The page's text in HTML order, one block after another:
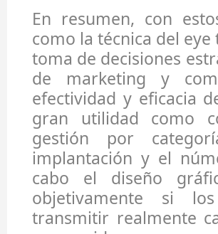
En resumen, con
como la técnica del
toma de decisiones
de marketing y
efectividad y eficacia
gran utilidad como
gestión por
implantación y el
cabo el diseño
objetivamente si
transmitir realmente